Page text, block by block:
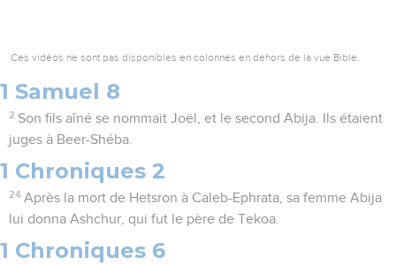
Ces vidéos ne sont pas disponibles en colonnes en dehors de la vue Bible.
1 Samuel 8
2 Son fils aîné se nommait Joël, et le second Abija. Ils étaient
juges à Beer-Shéba.
1 Chroniques 2
24 Après la mort de Hetsron à Caleb-Ephrata, sa femme Abija
lui donna Ashchur, qui fut le père de Tekoa.
1 Chroniques 6